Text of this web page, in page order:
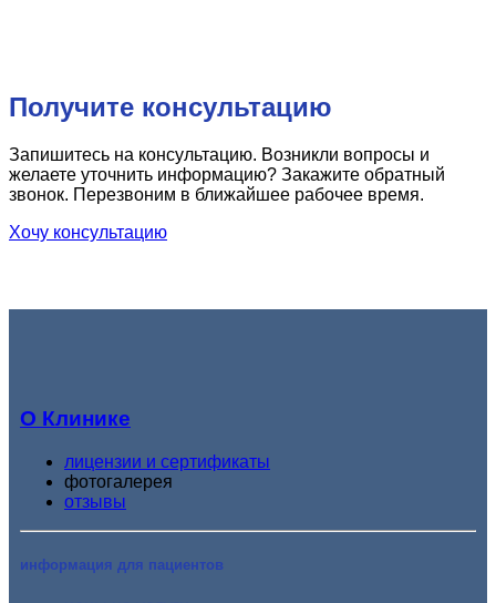
Получите консультацию
Запишитесь на консультацию. Возникли вопросы и
желаете уточнить информацию? Закажите обратный
звонок. Перезвоним в ближайшее рабочее время.
Хочу консультацию
О Клинике
лицензии и сертификаты
фотогалерея
отзывы
информация для пациентов